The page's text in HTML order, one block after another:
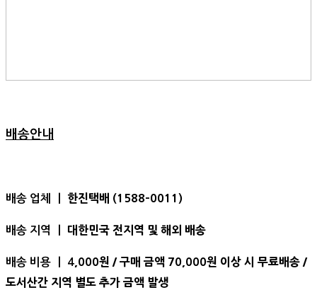
배송안내
배송 업체 ㅣ 한진택배 (1588-0011)
배송 지역 ㅣ 대한민국 전지역 및 해외 배송
배송 비용 ㅣ 4 ,000원 / 구매 금액 70,000원 이상 시 무료배송 /
도서산간 지역 별도 추가 금액 발생